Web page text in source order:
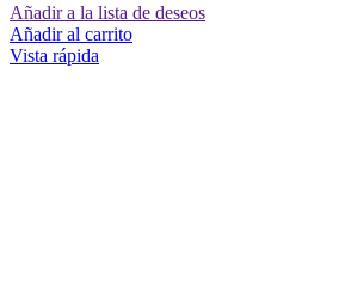
Añadir a la lista de deseos
Añadir al carrito
Vista rápida